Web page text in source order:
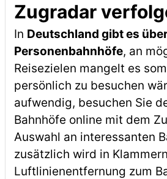
Zugradar
In Deutschland gibt es
Personenbahnhöfe, an
Reisezielen mangelt es
persönlich zu besuchen
aufwendig, besuchen Sie
Bahnhöfe online mit dem
Auswahl an interessanten
zusätzlich wird in
Luftlinienentfernung zum